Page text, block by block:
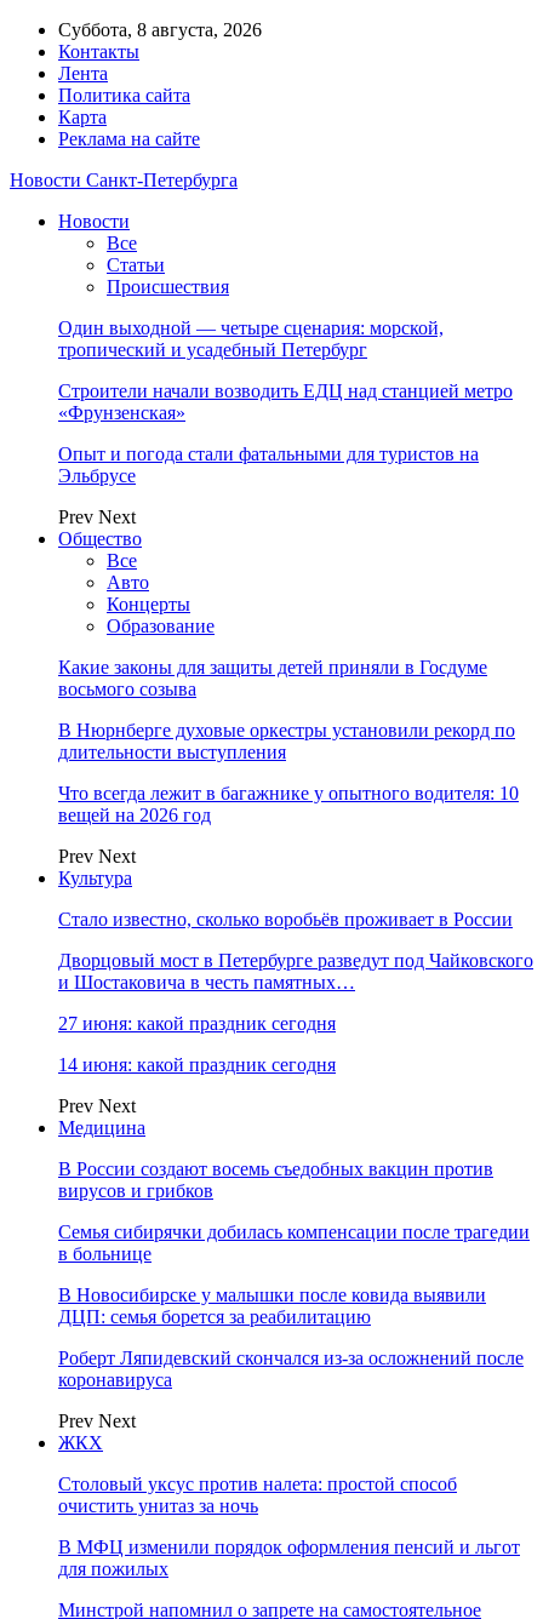
Суббота, 8 августа, 2026
Контакты
Лента
Политика сайта
Карта
Реклама на сайте
Новости Санкт-Петербурга
Новости
Все
Статьи
Происшествия
Один выходной — четыре сценария: морской,
тропический и усадебный Петербург
Строители начали возводить ЕДЦ над станцией метро
«Фрунзенская»
Опыт и погода стали фатальными для туристов на
Эльбрусе
Prev Next
Общество
Все
Авто
Концерты
Образование
Какие законы для защиты детей приняли в Госдуме
восьмого созыва
В Нюрнберге духовые оркестры установили рекорд по
длительности выступления
Что всегда лежит в багажнике у опытного водителя: 10
вещей на 2026 год
Prev Next
Культура
Стало известно, сколько воробьёв проживает в России
Дворцовый мост в Петербурге разведут под Чайковского
и Шостаковича в честь памятных…
27 июня: какой праздник сегодня
14 июня: какой праздник сегодня
Prev Next
Медицина
В России создают восемь съедобных вакцин против
вирусов и грибков
Семья сибирячки добилась компенсации после трагедии
в больнице
В Новосибирске у малышки после ковида выявили
ДЦП: семья борется за реабилитацию
Роберт Ляпидевский скончался из-за осложнений после
коронавируса
Prev Next
ЖКХ
Столовый уксус против налета: простой способ
очистить унитаз за ночь
В МФЦ изменили порядок оформления пенсий и льгот
для пожилых
Минстрой напомнил о запрете на самостоятельное